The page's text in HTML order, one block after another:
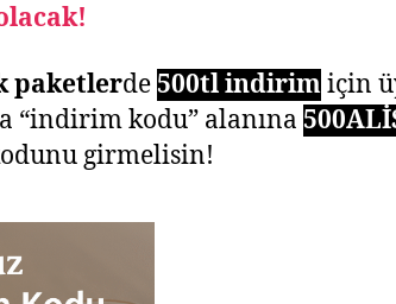
paketlerde500tl indirimiçin
“indirim kodu” alanına
girmelisin!